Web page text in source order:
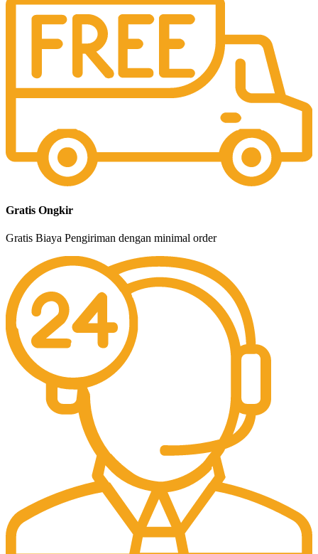
Gratis Ongkir
Gratis Biaya Pengiriman dengan minimal order